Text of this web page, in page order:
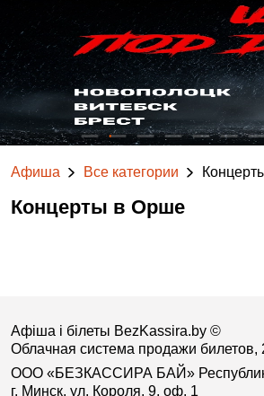
Афиша Все категории
Концерты в Орше
Афіша і білеты BezKassira.by ©
Облачная система продажи
ООО «БЕЗКАССИРА БАЙ»
г. Минск, ул. Короля, 9, оф. 1